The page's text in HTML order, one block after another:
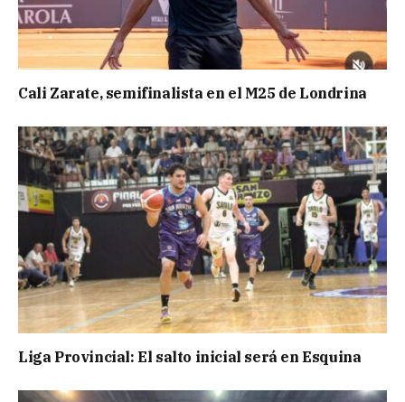
Cali Zarate, semifinalista en el M25 de Londrina
Liga Provincial: El salto inicial será en Esquina